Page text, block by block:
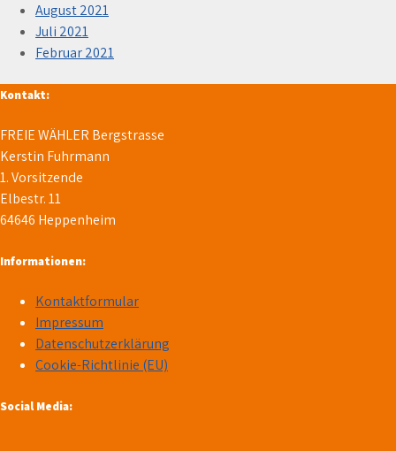
August 2021
Juli 2021
Februar 2021
Kontakt:
FREIE WÄHLER Bergstrasse
Kerstin Fuhrmann
1. Vorsitzende
Elbestr. 11
64646 Heppenheim
Informationen:
Kontaktformular
Impressum
Datenschutzerklärung
Cookie-Richtlinie (EU)
Social Media: